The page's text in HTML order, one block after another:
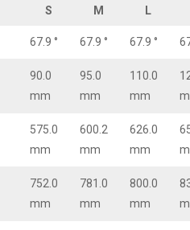
S M L
67.9 ° 67.9 ° 67.9 °
90.0
mm
95.0
mm
110.0
mm
575.0
mm
600.2
mm
626.0
mm
752.0
mm
781.0
mm
800.0
mm